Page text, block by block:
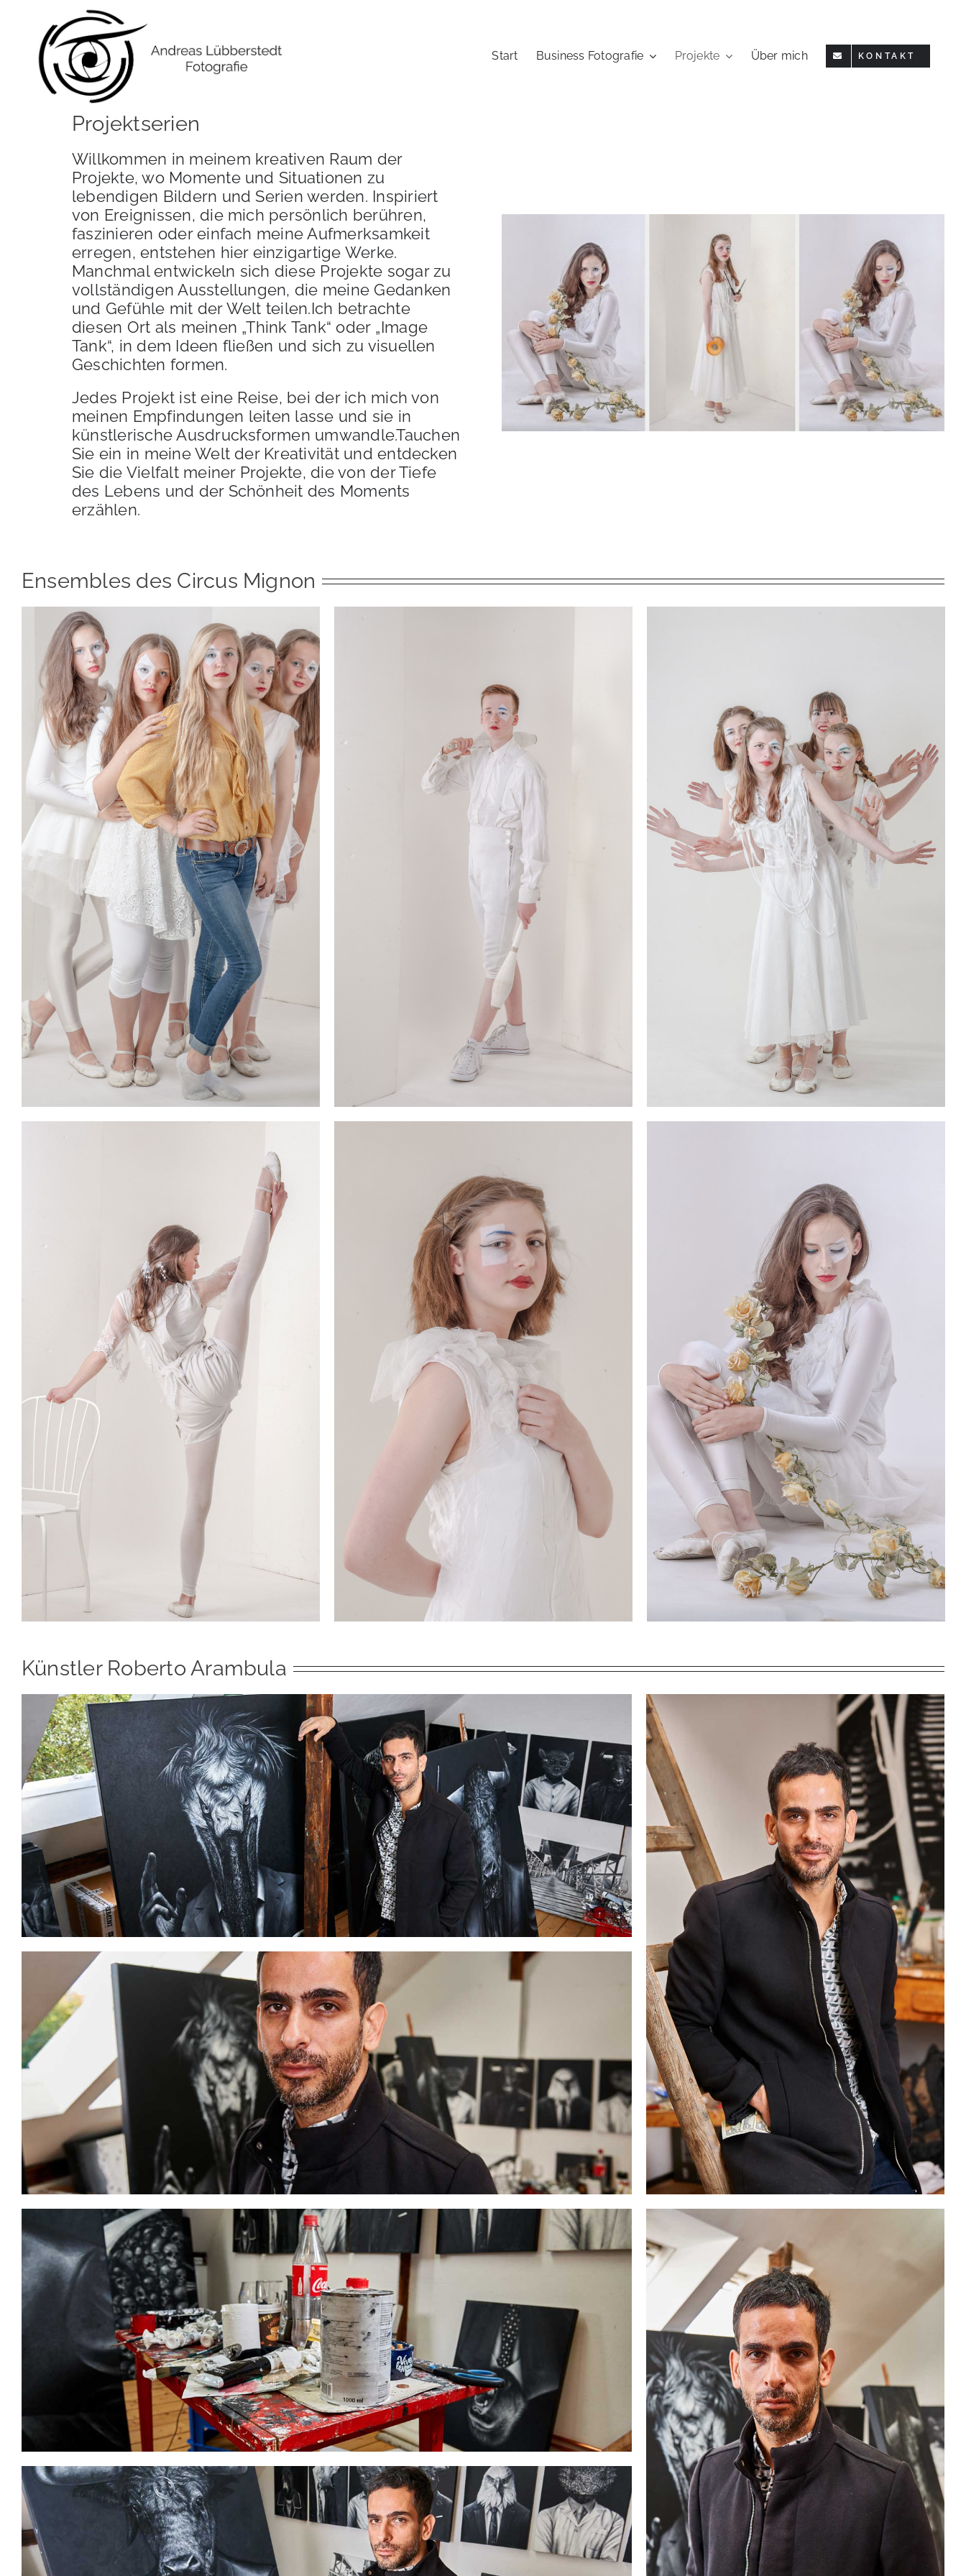
springen
Start
Business Fotografie Projekte Über mich KONTAKT
Projektserien
Willkommen in meinem kreativen Raum der
Projekte, wo Momente und Situationen zu
lebendigen Bildern und Serien werden. Inspiriert
von Ereignissen, die mich persönlich berühren,
faszinieren oder einfach meine Aufmerksamkeit
erregen, entstehen hier einzigartige Werke.
Manchmal entwickeln sich diese Projekte sogar zu
vollständigen Ausstellungen, die meine Gedanken
und Gefühle mit der Welt teilen.Ich betrachte
diesen Ort als meinen „Think Tank“ oder „Image
Tank“, in dem Ideen fließen und sich zu visuellen
Geschichten formen.
Jedes Projekt ist eine Reise, bei der ich mich von
meinen Empfindungen leiten lasse und sie in
künstlerische Ausdrucksformen umwandle.Tauchen
Sie ein in meine Welt der Kreativität und entdecken
Sie die Vielfalt meiner Projekte, die von der Tiefe
des Lebens und der Schönheit des Moments
erzählen.
Ensembles des Circus Mignon
Künstler Roberto Arambula